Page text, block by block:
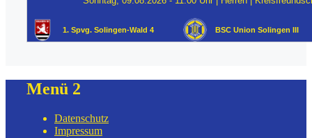
Menü 2
Datenschutz
Impressum